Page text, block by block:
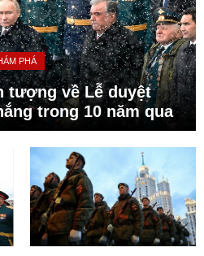
PHÁ
tượng về Lễ duyệt
trong 10 năm qua